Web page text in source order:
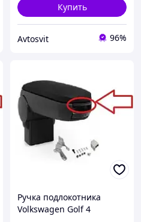
Купить
Avtosvit 96%
Ручка подлокотника
Volkswagen Golf 4